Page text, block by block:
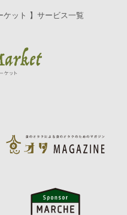
ケット 】サービス一覧